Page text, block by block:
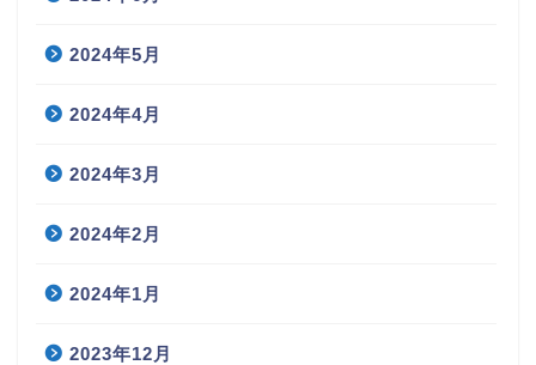
2024年5月
2024年4月
2024年3月
2024年2月
2024年1月
2023年12月